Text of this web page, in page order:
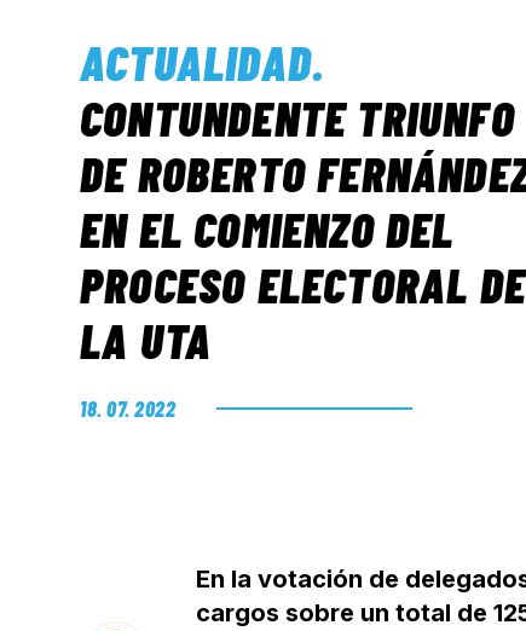
ACTUALIDAD.
CONTUNDENTE TRIUNFO
DE ROBERTO
EN EL COMIENZO DEL
PROCESO ELECTORAL DE
LA UTA
18. 07. 2022
En la votación de
cargos sobre un total de